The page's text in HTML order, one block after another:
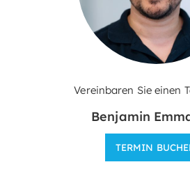
Vereinbaren Sie einen
Benjamin
TERMIN